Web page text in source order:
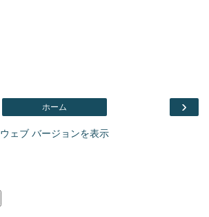
›
ホーム
ウェブ バージョンを表示